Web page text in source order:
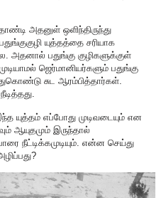
அதனுள் ஒளிந்திருந்து
யுத்தத்தை சரியாக
பதுங்கு குழிகளுக்குள்
ஜெர்மானியர்களும் பதுங்கு
சுட ஆரம்பித்தார்கள்.
யுத்தம் எப்போது முடிவடையும் என
ஆயுதமும் இருந்தால்
நீட்டிக்கமுடியும். என்ன செய்து